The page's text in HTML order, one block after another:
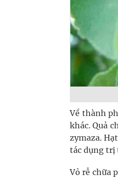
Về thành
khác. Quả
zymaza.
tác dụng trị
Vỏ rễ chữa